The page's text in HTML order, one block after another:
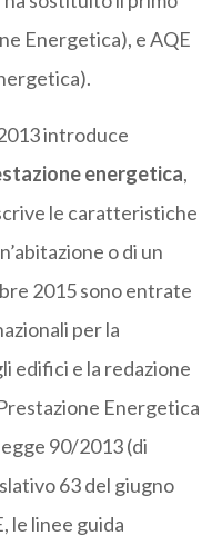
Energetica), e AQE
introduce
energetica,
le caratteristiche
o di un
2015 sono entrate
per la
edifici e la redazione
Energetica
90/2013 (di
63 del giugno
le linee guida